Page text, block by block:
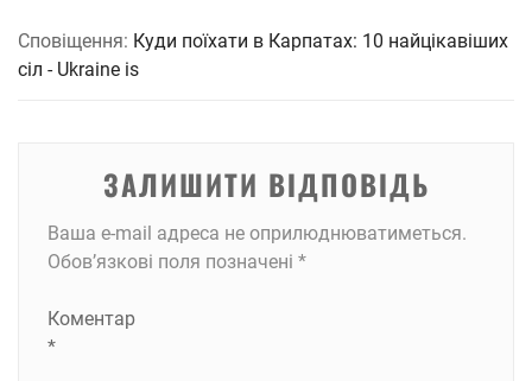
Сповіщення: Куди поїхати в Карпатах: 10 найцікавіших
сіл - Ukraine is
ЗАЛИШИТИ ВІДПОВІДЬ
Ваша e-mail адреса не оприлюднюватиметься.
Обов’язкові поля позначені *
Коментар
*